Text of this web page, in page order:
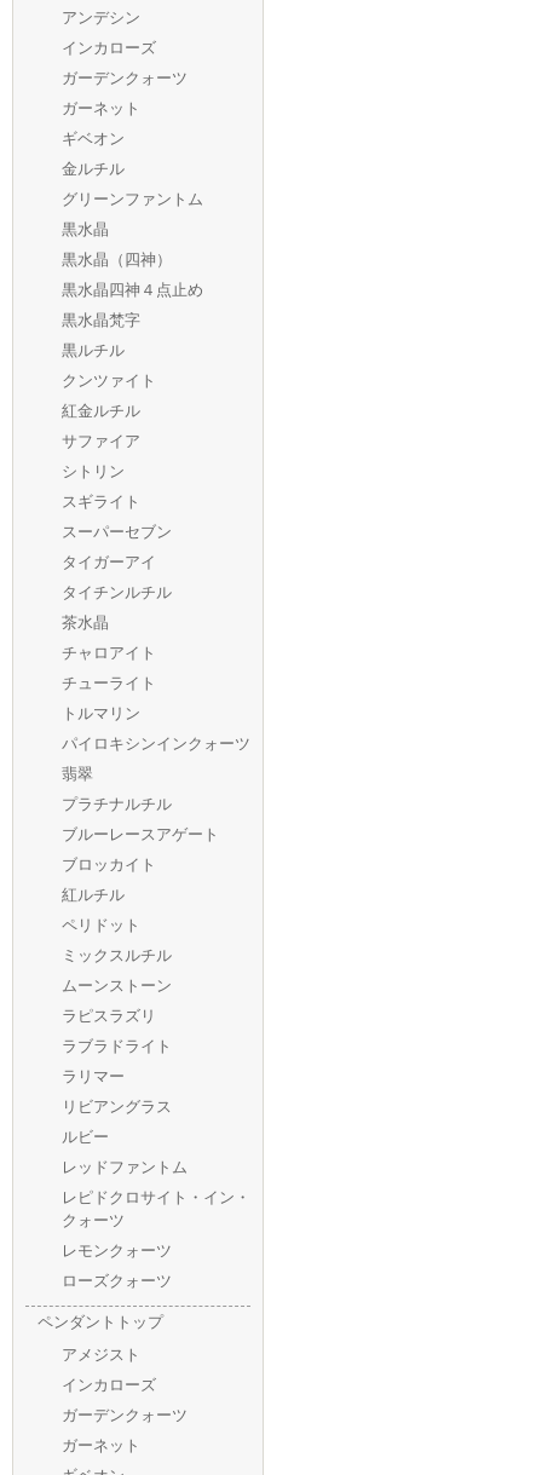
アンデシン
インカローズ
ガーデンクォーツ
ガーネット
ギベオン
金ルチル
グリーンファントム
黒水晶
黒水晶（四神）
黒水晶四神４点止め
黒水晶梵字
黒ルチル
クンツァイト
紅金ルチル
サファイア
シトリン
スギライト
スーパーセブン
タイガーアイ
タイチンルチル
茶水晶
チャロアイト
チューライト
トルマリン
パイロキシンインクォーツ
翡翠
プラチナルチル
ブルーレースアゲート
ブロッカイト
紅ルチル
ペリドット
ミックスルチル
ムーンストーン
ラピスラズリ
ラブラドライト
ラリマー
リビアングラス
ルビー
レッドファントム
レピドクロサイト・イン・
クォーツ
レモンクォーツ
ローズクォーツ
ペンダントトップ
アメジスト
インカローズ
ガーデンクォーツ
ガーネット